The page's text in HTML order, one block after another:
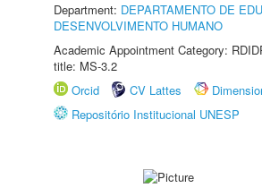
Department: DEPARTAMENTO DE
DESENVOLVIMENTO HUMANO
Academic Appointment Category:
title: MS-3.2
Orcid
CV Lattes
Repositório Institucional UNESP